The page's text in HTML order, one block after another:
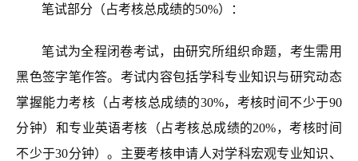
笔试部分（占考核总成绩的50%）：
笔试为全程闭卷考试，由研究所组织命题，考生需用
黑色签字笔作答。考试内容包括学科专业知识与研究动态
掌握能力考核（占考核总成绩的30%，考核时间不少于90
分钟）和专业英语考核（占考核总成绩的20%，考核时间
不少于30分钟）。主要考核申请人对学科宏观专业知识、